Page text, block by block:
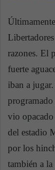
razones. El
fuerte
iban a
vio
del estadio
por los
también a